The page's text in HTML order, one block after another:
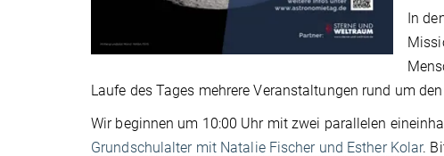
In
Laufe des Tages mehrere Veranstaltungen rund um
Wir beginnen um 10:00 Uhr mit zwei parallelen
Grundschulalter mit Natalie Fischer und Esther Kolar.